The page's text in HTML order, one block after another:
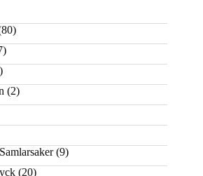
(2)
(9)
(20)